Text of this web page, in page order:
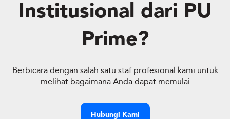
Institusional dari PU
Prime?
Berbicara dengan salah satu staf profesional kami untuk
melihat bagaimana Anda dapat memulai
Hubungi Kami